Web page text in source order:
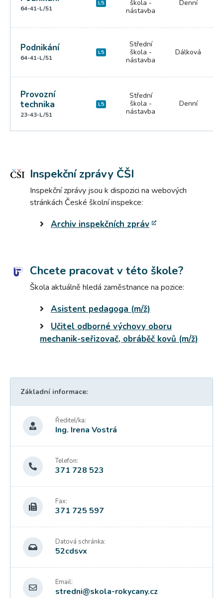
64-41-L/51
L5
škola -
nástavba
Denní
Podnikání
64-41-L/51
L5
Střední
škola -
nástavba
Dálková
Provozní
technika
23-43-L/51
L5
Střední
škola -
nástavba
Denní
Inspekční zprávy ČŠI
Inspekční zprávy jsou k dispozici na webových
stránkách České školní inspekce:
Archiv inspekčních zpráv
Chcete pracovat v této škole?
Škola aktuálně hledá zaměstnance na pozice:
Asistent pedagoga (m/ž)
Učitel odborné výchovy oboru
mechanik-seřizovač, obráběč kovů (m/ž)
Základní informace:
Ředitel/ka:
Ing. Irena Vostrá
Telefon:
371 728 523
Fax:
371 725 597
Datová schránka:
52cdsvx
Email:
stredni@skola-rokycany.cz